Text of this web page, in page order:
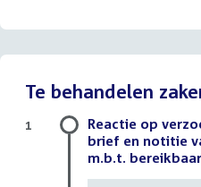
Te behandelen
Reactie op
brief en notitie
m.b.t.
1